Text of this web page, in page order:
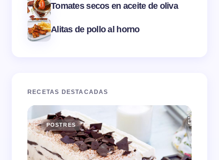
Tomates secos en aceite de oliva
Alitas de pollo al horno
RECETAS DESTACADAS
POSTRES